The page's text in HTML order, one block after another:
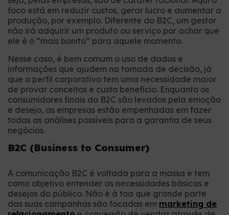
foco está em reduzir custos, gerar lucro e aumentar a
produção, por exemplo. Diferente do B2C, um gestor
não irá adquirir um produto ou serviço por achar que
ele é o “mais bonito” para aquele momento.
Nesse caso, é bem comum o uso de dados e
informações que ajudem na tomada de decisão, já
que o perfil corporativo tem uma necessidade maior
de provar conceitos e custo benefício. Enquanto os
consumidores finais do B2C são levados pela emoção
e desejo, as empresas estão empenhadas em fazer
todas as análises possíveis para a garantia de seus
negócios.
B2C (Business to Consumer)
A comunicação B2C é voltada para a massa e tem
como objetivo entender as necessidades básicas e
desejos do público. Não é à toa que grande parte
das suas campanhas são focadas em marketing de